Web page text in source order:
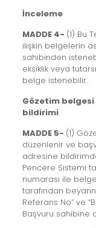
İnceleme
MADDE 4- (1) Bu
ilişkin belgelerin
sahibinden
eksiklik veya
belge istenebilir.
Gözetim
bildirimi
MADDE 5- (1)
düzenlenir ve
adresine
Pencere Sistemi
numarası ile
tarafından
Referans No” ve
Başvuru sahibine